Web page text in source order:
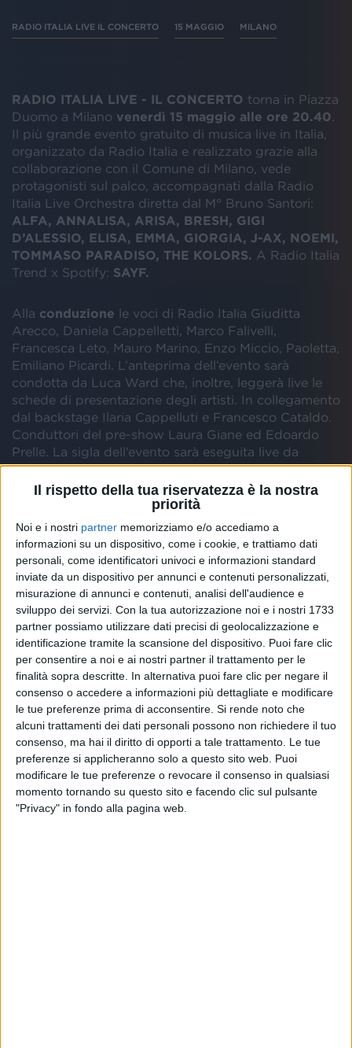
Il rispetto della tua riservatezza è la nostra
priorità
Noi e i nostri partner memorizziamo e/o accediamo a
informazioni su un dispositivo, come i cookie, e trattiamo dati
personali, come identificatori univoci e informazioni standard
inviate da un dispositivo per annunci e contenuti personalizzati,
misurazione di annunci e contenuti, analisi dell'audience e
sviluppo dei servizi. Con la tua autorizzazione noi e i nostri 1733
partner possiamo utilizzare dati precisi di geolocalizzazione e
identificazione tramite la scansione del dispositivo. Puoi fare clic
per consentire a noi e ai nostri partner il trattamento per le
finalità sopra descritte. In alternativa puoi fare clic per negare il
consenso o accedere a informazioni più dettagliate e modificare
le tue preferenze prima di acconsentire. Si rende noto che
alcuni trattamenti dei dati personali possono non richiedere il tuo
consenso, ma hai il diritto di opporti a tale trattamento. Le tue
preferenze si applicheranno solo a questo sito web. Puoi
modificare le tue preferenze o revocare il consenso in qualsiasi
momento tornando su questo sito e facendo clic sul pulsante
"Privacy" in fondo alla pagina web.
RADIO ITALIA LIVE IL CONCERTO 15 MAGGIO MILANO
RADIO ITALIA LIVE - IL CONCERTO torna in Piazza
Duomo a Milano venerdì 15 maggio alle ore 20.40
Il più grande evento gratuito di musica live in Italia,
organizzato da Radio Italia e realizzato grazie alla
collaborazione con il Comune di Milano, vede
protagonisti sul palco, accompagnati dalla Radio
Italia Live Orchestra diretta dal M° Bruno Santori:
ALFA, ANNALISA, ARISA, BRESH, GIGI
D’ALESSIO, ELISA, EMMA, GIORGIA, J-AX, NOEMI,
TOMMASO PARADISO, THE KOLORS. A Radio Italia
Trend x Spotify: SAYF.
Alla conduzione
le voci di Radio Italia Giuditta
Arecco, Daniela Cappelletti, Marco Falivelli,
Francesca Leto, Mauro Marino, Enzo Miccio, Paoletta,
Emiliano Picardi. L’anteprima dell’evento sarà
condotta da Luca Ward che, inoltre, leggerà live le
schede di presentazione degli artisti. In collegamento
dal backstage Ilaria Cappelluti e Francesco Cataldo.
Conduttori del pre-show Laura Giane ed Edoardo
Prelle. La sigla dell’evento sarà eseguita live da
Saturnino.
RADIO ITALIA LIVE - IL CONCERTO è trasmesso in
su Radio Italia solomusicaitaliana e Radio
Italia Tv (canale 70 e 570 DTT, canale 725 di Sky,
canale 35 di TivùSat, via satellite su "Hot Bird" 13°
Est, solo in Svizzera su Video Italia HD), in streaming
audio/video su radioitalia.it, in diretta streaming sul
canale Youtube di Radio Italia, sulle app ufficiali
Radio Italia per iOS, Android, Huawei e su tutti i
dispositivi Echo, lo smart speaker di Amazon.
L'esibizione speciale Radio Italia Trend x Spotify di
Sayf sarà disponibile in video su Spotify, Official
Streaming Partner.
RADIO ITALIA LIVE - IL CONCERTO è trasmesso in
diretta, dalle 20:40, in contemporanea suSky Uno,
in streaming su NOW e in chiaro su TV8 (al tasto 8
del telecomando) e Cielo. In contemporanea radio
su London One Radio e ICN New York
Presenting Partnerdei due concerti è